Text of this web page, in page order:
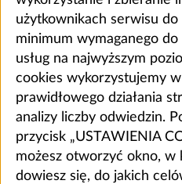
użytkownikach serwisu do
minimum wymaganego do
usług na najwyższym
cookies wykorzystujemy
prawidłowego działania
analizy liczby odwiedzin.
przycisk „USTAWIENIA
możesz otworzyć okno, w
dowiesz się, do jakich